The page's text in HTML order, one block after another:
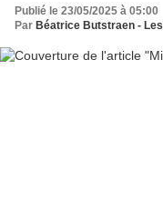
Publié le 23/05/2025 à 05:00
Par Béatrice Butstraen -